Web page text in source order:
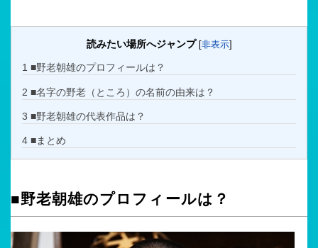
読みたい場所へジャンプ [非表示]
1 ■野老朝雄のプロフィールは？
2 ■名字の野老（ところ）の名前の由来は？
3 ■野老朝雄の代表作品は？
4 ■まとめ
■野老朝雄のプロフィールは？